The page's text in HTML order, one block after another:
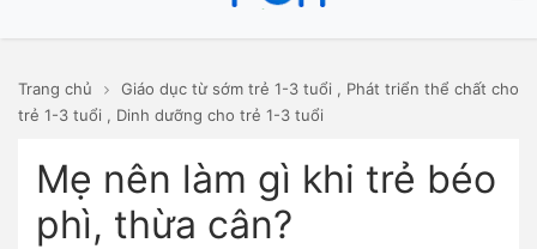
Trang chủ Giáo dục từ sớm trẻ 1-3 tuổi , Phát triển thể chất cho
trẻ 1-3 tuổi , Dinh dưỡng cho trẻ 1-3 tuổi
Mẹ nên làm gì khi trẻ béo
phì, thừa cân?